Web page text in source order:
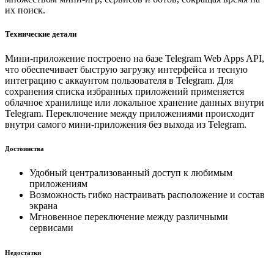
их поиск.
Технические детали
Мини-приложение построено на базе Telegram Web Apps API,
что обеспечивает быструю загрузку интерфейса и тесную
интеграцию с аккаунтом пользователя в Telegram. Для
сохранения списка избранных приложений применяется
облачное хранилище или локальное хранение данных внутри
Telegram. Переключение между приложениями происходит
внутри самого мини-приложения без выхода из Telegram.
Достоинства
Удобный централизованный доступ к любимым
приложениям
Возможность гибко настраивать расположение и состав
экрана
Мгновенное переключение между различными
сервисами
Недостатки